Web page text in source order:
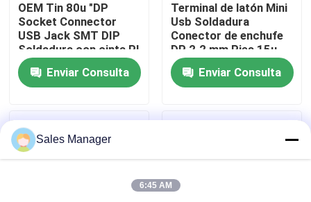
Conector de enchufe USB
Conectores USB tipo C
Zócalo Micro HDMI
Toma de conector hembra RJ45
OEM Tin 80u "DP
Socket Connector
USB Jack SMT DIP
Soldadura con cinta PI
Enviar Consulta
Terminal de latón Mini
Usb Soldadura
Conector de enchufe
DP 2.2 mm Pies 15u
"Recubrimiento
Enviar Consulta
Sales Manager
6:45 AM